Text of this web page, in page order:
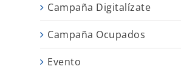
Campaña Digitalízate
Campaña Ocupados
Evento